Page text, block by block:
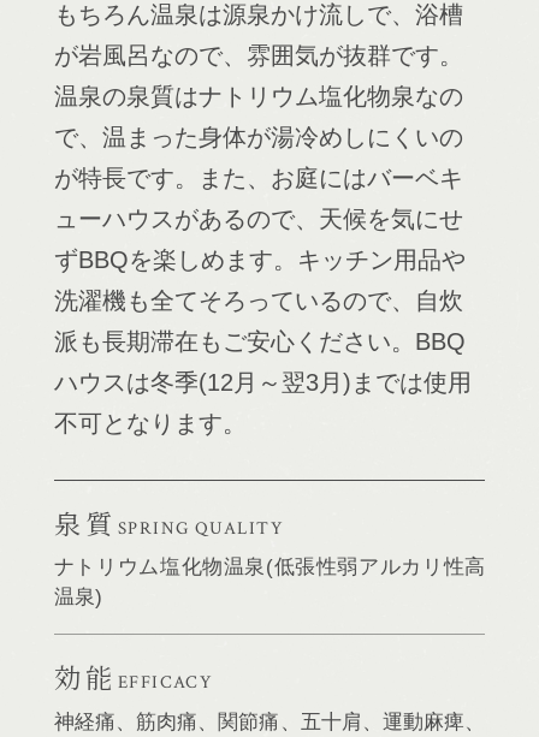
もちろん温泉は源泉かけ流しで、浴槽
が岩風呂なので、雰囲気が抜群です。
温泉の泉質はナトリウム塩化物泉なの
で、温まった身体が湯冷めしにくいの
が特長です。また、お庭にはバーベキ
ューハウスがあるので、天候を気にせ
ずBBQを楽しめます。キッチン用品や
洗濯機も全てそろっているので、自炊
派も長期滞在もご安心ください。BBQ
ハウスは冬季(12月～翌3月)までは使用
不可となります。
泉質 SPRING QUALITY
ナトリウム塩化物温泉(低張性弱アルカリ性高
温泉)
効能 EFFICACY
神経痛、筋肉痛、関節痛、五十肩、運動麻痺、